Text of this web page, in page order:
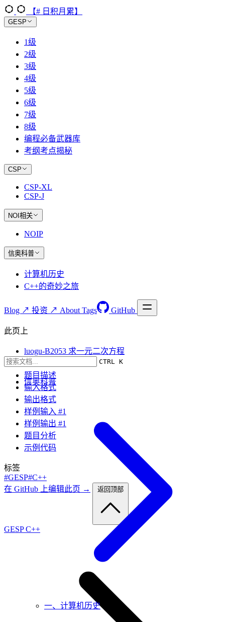
【# 日积月累】
GESP
1级
2级
3级
4级
5级
6级
7级
8级
编程必备武器库
考纲考点揭秘
CSP
CSP-XL
CSP-J
NOI相关
NOIP
信奥科普
计算机历史
C++的奇妙之旅
Blog ↗ 投资 ↗ About Tags GitHub
CTRL K
信奥科普
一、计算机历史
此页上
luogu-B2053 求一元二次方程
题目要求
题目描述
输入格式
输出格式
样例输入 #1
样例输出 #1
题目分析
示例代码
标签
#GESP#C++
在 GitHub 上编辑此页 →
返回顶部
GESP C++